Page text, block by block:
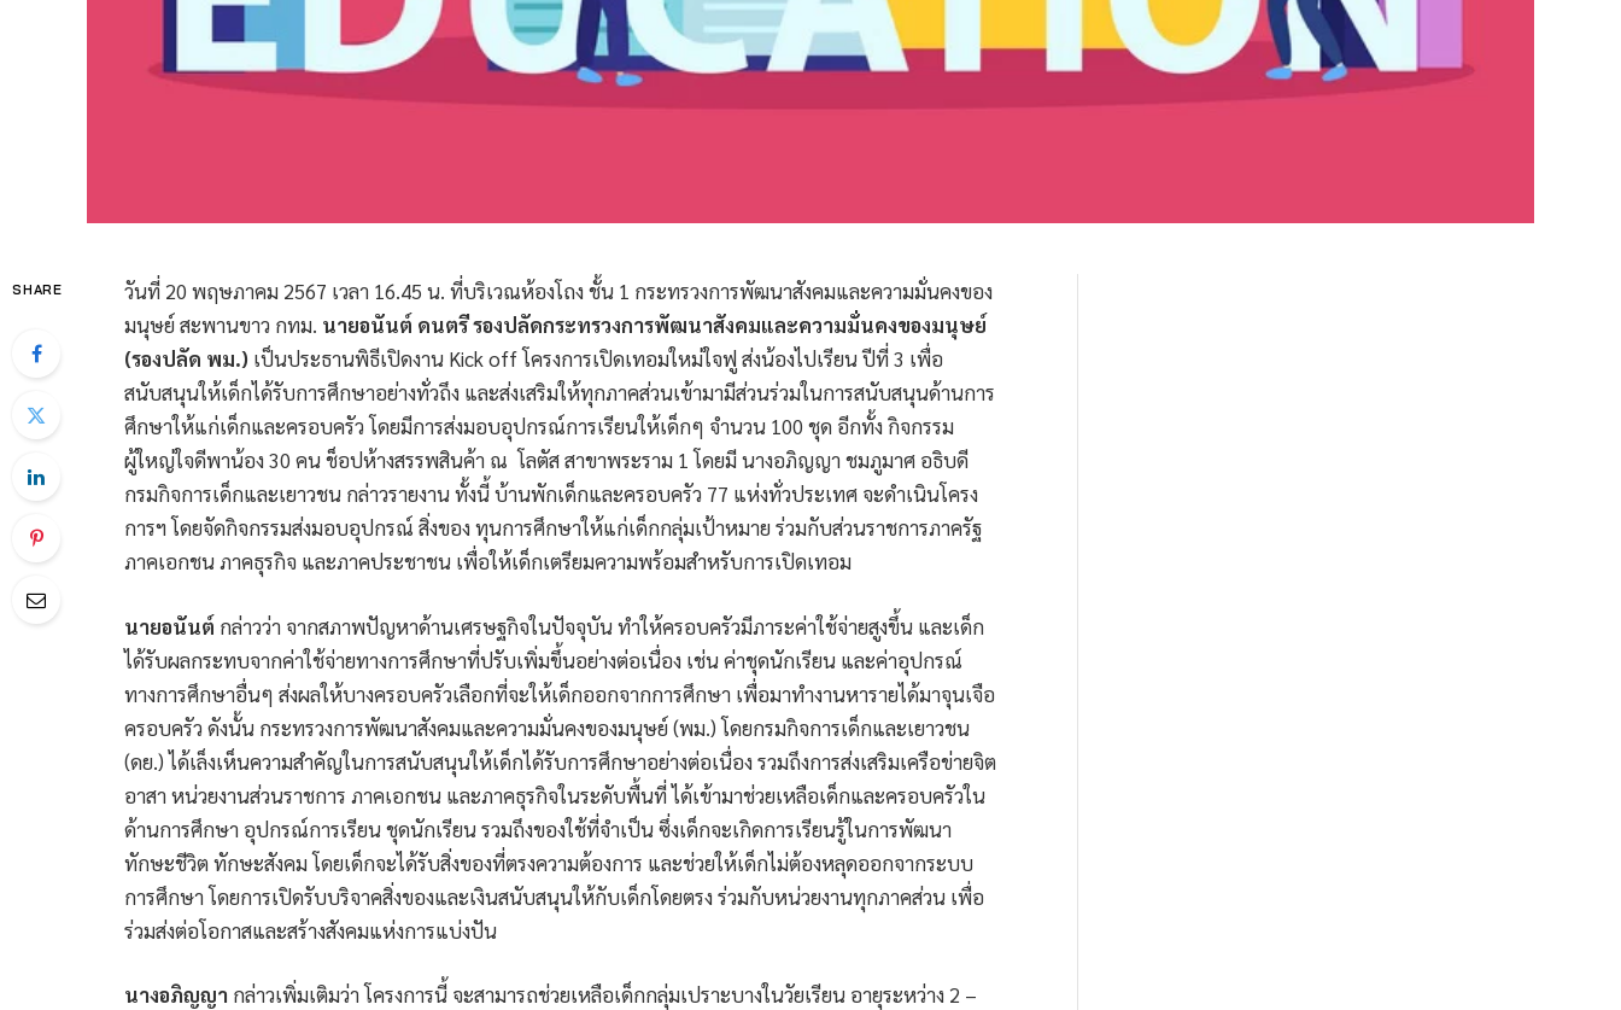
SHARE
วันที่ 20 พฤษภาคม 2567 เวลา 16.45 น. ที่บริเวณห้องโถง ชั้น 1 กระทรวงการพัฒนาสังคมและความมั่นคงของ
มนุษย์ สะพานขาว กทม. นายอนันต์ ดนตรี รองปลัดกระทรวงการพัฒนาสังคมและความมั่นคงของมนุษย์
(รองปลัด พม.) เป็นประธานพิธีเปิดงาน Kick off โครงการเปิดเทอมใหม่ใจฟู ส่งน้องไปเรียน ปีที่ 3 เพื่อ
สนับสนุนให้เด็กได้รับการศึกษาอย่างทั่วถึง และส่งเสริมให้ทุกภาคส่วนเข้ามามีส่วนร่วมในการสนับสนุนด้านการ
ศึกษาให้แก่เด็กและครอบครัว โดยมีการส่งมอบอุปกรณ์การเรียนให้เด็กๆ จำนวน 100 ชุด อีกทั้ง กิจกรรม
ผู้ใหญ่ใจดีพาน้อง 30 คน ช็อปห้างสรรพสินค้า ณ โลตัส สาขาพระราม 1 โดยมี นางอภิญญา ชมภูมาศ อธิบดี
กรมกิจการเด็กและเยาวชน กล่าวรายงาน ทั้งนี้ บ้านพักเด็กและครอบครัว 77 แห่งทั่วประเทศ จะดำเนินโครง
การฯ โดยจัดกิจกรรมส่งมอบอุปกรณ์ สิ่งของ ทุนการศึกษาให้แก่เด็กกลุ่มเป้าหมาย ร่วมกับส่วนราชการภาครัฐ
ภาคเอกชน ภาคธุรกิจ และภาคประชาชน เพื่อให้เด็กเตรียมความพร้อมสำหรับการเปิดเทอม
นายอนันต์ กล่าวว่า จากสภาพปัญหาด้านเศรษฐกิจในปัจจุบัน ทำให้ครอบครัวมีภาระค่าใช้จ่ายสูงขึ้น และเด็ก
ได้รับผลกระทบจากค่าใช้จ่ายทางการศึกษาที่ปรับเพิ่มขึ้นอย่างต่อเนื่อง เช่น ค่าชุดนักเรียน และค่าอุปกรณ์
ทางการศึกษาอื่นๆ ส่งผลให้บางครอบครัวเลือกที่จะให้เด็กออกจากการศึกษา เพื่อมาทำงานหารายได้มาจุนเจือ
ครอบครัว ดังนั้น กระทรวงการพัฒนาสังคมและความมั่นคงของมนุษย์ (พม.) โดยกรมกิจการเด็กและเยาวชน
(ดย.) ได้เล็งเห็นความสำคัญในการสนับสนุนให้เด็กได้รับการศึกษาอย่างต่อเนื่อง รวมถึงการส่งเสริมเครือข่ายจิต
อาสา หน่วยงานส่วนราชการ ภาคเอกชน และภาคธุรกิจในระดับพื้นที่ ได้เข้ามาช่วยเหลือเด็กและครอบครัวใน
ด้านการศึกษา อุปกรณ์การเรียน ชุดนักเรียน รวมถึงของใช้ที่จำเป็น ซึ่งเด็กจะเกิดการเรียนรู้ในการพัฒนา
ทักษะชีวิต ทักษะสังคม โดยเด็กจะได้รับสิ่งของที่ตรงความต้องการ และช่วยให้เด็กไม่ต้องหลุดออกจากระบบ
การศึกษา โดยการเปิดรับบริจาคสิ่งของและเงินสนับสนุนให้กับเด็กโดยตรง ร่วมกับหน่วยงานทุกภาคส่วน เพื่อ
ร่วมส่งต่อโอกาสและสร้างสังคมแห่งการแบ่งปัน
นางอภิญญา กล่าวเพิ่มเติมว่า โครงการนี้ จะสามารถช่วยเหลือเด็กกลุ่มเปราะบางในวัยเรียน อายุระหว่าง 2 –